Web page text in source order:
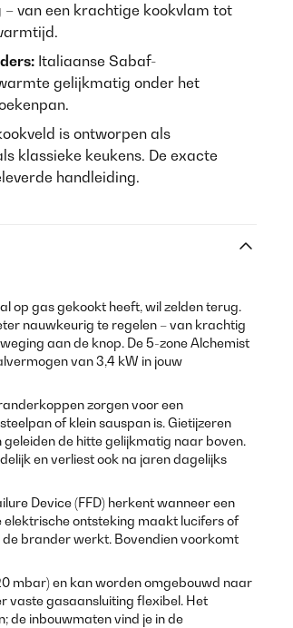
van een krachtige kookvlam tot
Italiaanse Sabaf-
gelijkmatig onder het
is ontworpen als
klassieke keukens. De exacte
handleiding.
op gas gekookt heeft, wil zelden terug.
nauwkeurig te regelen – van krachtig
aan de knop. De 5-zone Alchemist
van 3,4 kW in jouw
zorgen voor een
of klein sauspan is. Gietijzeren
de hitte gelijkmatig naar boven.
en verliest ook na jaren dagelijks
Device (FFD) herkent wanneer een
ontsteking maakt lucifers of
brander werkt. Bovendien voorkomt
mbar) en kan worden omgebouwd naar
vaste gasaansluiting flexibel. Het
de inbouwmaten vind je in de